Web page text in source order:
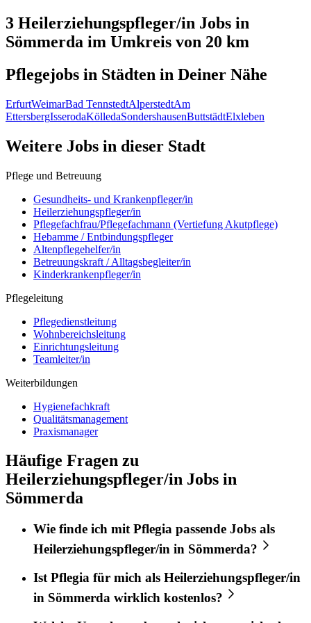
3 Heilerziehungspfleger/in Jobs in
Sömmerda im Umkreis von 20 km
Pflegejobs in Städten in Deiner Nähe
ErfurtWeimarBad TennstedtAlperstedtAm
EttersbergIsserodaKölledaSondershausenButtstädtElxleben
Weitere Jobs in dieser Stadt
Pflege und Betreuung
Gesundheits- und Krankenpfleger/in
Heilerziehungspfleger/in
Pflegefachfrau/Pflegefachmann (Vertiefung Akutpflege)
Hebamme / Entbindungspfleger
Altenpflegehelfer/in
Betreuungskraft / Alltagsbegleiter/in
Kinderkrankenpfleger/in
Pflegeleitung
Pflegedienstleitung
Wohnbereichsleitung
Einrichtungsleitung
Teamleiter/in
Weiterbildungen
Hygienefachkraft
Qualitätsmanagement
Praxismanager
Häufige Fragen zu
Heilerziehungspfleger/in Jobs in
Sömmerda
Wie finde ich mitPflegia passende Jobs als
Heilerziehungspfleger/in in Sömmerda?
Ist Pflegia für mich als Heilerziehungspfleger/in
in Sömmerda wirklich kostenlos?